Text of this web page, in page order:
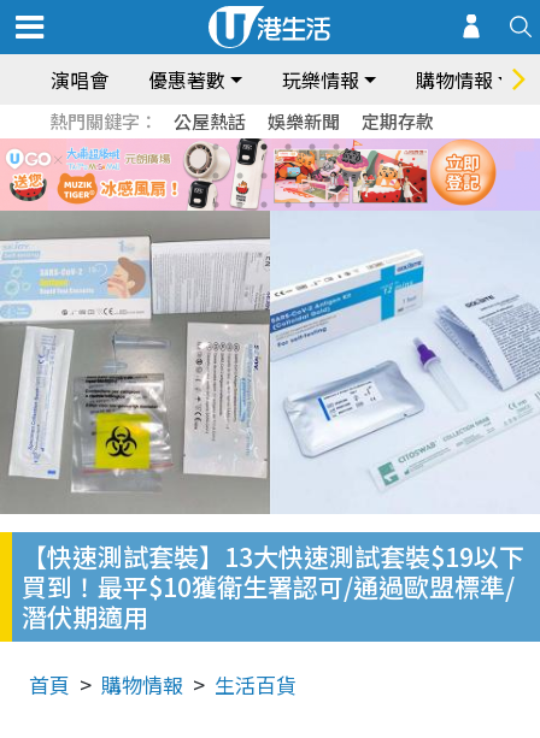
演唱會 優惠著數 玩樂情報 購物情報
熱門關鍵字： 公屋熱話 娛樂新聞 定期存款
【快速測試套裝】13大快速測試套裝$19以下
買到！最平$10獲衛生署認可/通過歐盟標準/
潛伏期適用
首頁 購物情報 生活百貨